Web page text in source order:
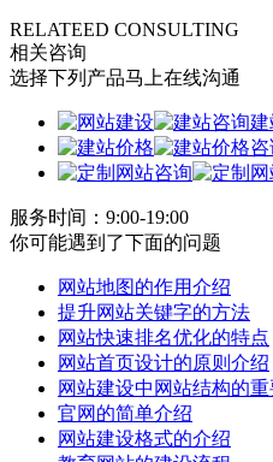
RELATEED CONSULTING
相关咨询
选择下列产品马上在线沟通
建
服务时间：9:00-19:00
你可能遇到了下面的问题
网站地图的作用介绍
提升网站关键字的方法
网站快速排名优化的特点
网站首页设计的原则介绍
网站建设中网站结构的重
官网的简单介绍
网站建设格式的介绍